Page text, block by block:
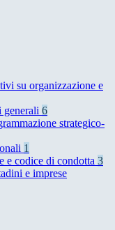
su organizzazione e
6
strategico-
1
e codice di condotta 3
e imprese